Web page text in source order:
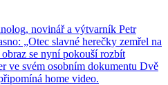
novinář a výtvarník Petr
„Otec slavné herečky zemřel na
se nyní pokouší rozbít
ve svém osobním dokumentu Dvě
home video.